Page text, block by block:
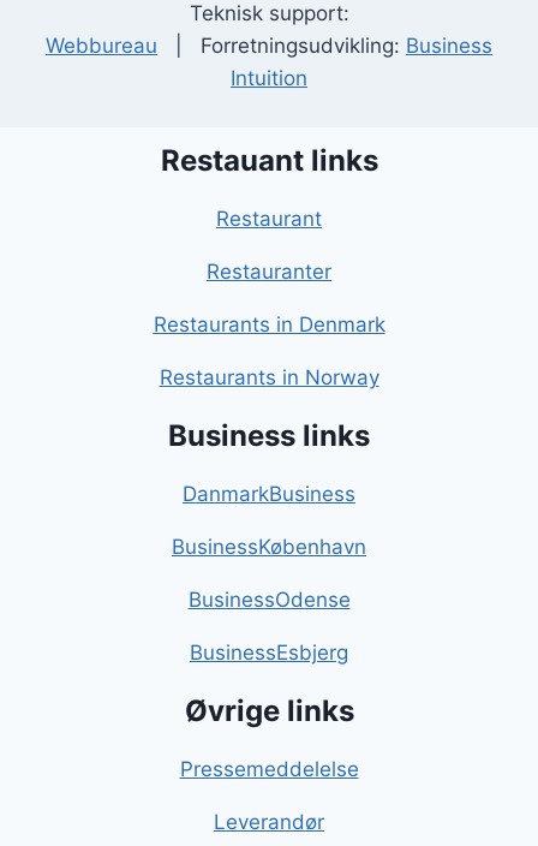
Teknisk support:
Webbureau | Forretningsudvikling: Business
Intuition
Restauant links
Restaurant
Restauranter
Restaurants in Denmark
Restaurants in Norway
Business links
DanmarkBusiness
BusinessKøbenhavn
BusinessOdense
BusinessEsbjerg
Øvrige links
Pressemeddelelse
Leverandør